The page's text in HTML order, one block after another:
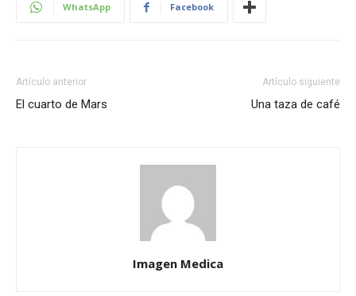
WhatsApp Facebook
Artículo anterior
El cuarto de Mars
Artículo siguiente
Una taza de café
Imagen Medica